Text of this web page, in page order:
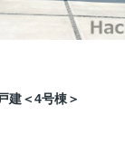
建＜4号棟＞